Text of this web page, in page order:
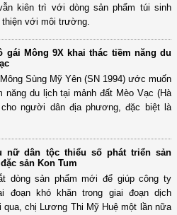
kiên trì với dòng sản phẩm túi sinh
với môi trường.
gái Mông 9X khai thác tiềm năng du
Sùng Mỹ Yên (SN 1994) ước muốn
năng du lịch tại mảnh đất Mèo Vạc (Hà
người dân địa phương, đặc biệt là
nữ dân tộc thiểu số phát triển sản
sản Kon Tum
dòng sản phẩm mới để giúp công ty
đoạn khó khăn trong giai đoạn dịch
qua, chị Lương Thi Mỹ Huệ một lần nữa